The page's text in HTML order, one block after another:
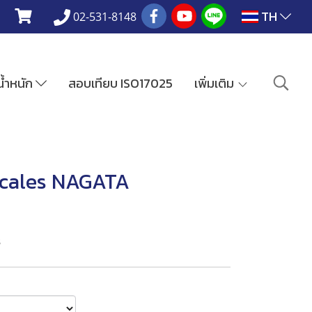
02-531-8148 TH
ำหนัก สอบเทียบ ISO17025 เพิ่มเติม
NAGATA